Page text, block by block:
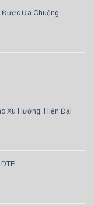
Được Ưa Chuộng
Xu Hướng, Hiện Đại